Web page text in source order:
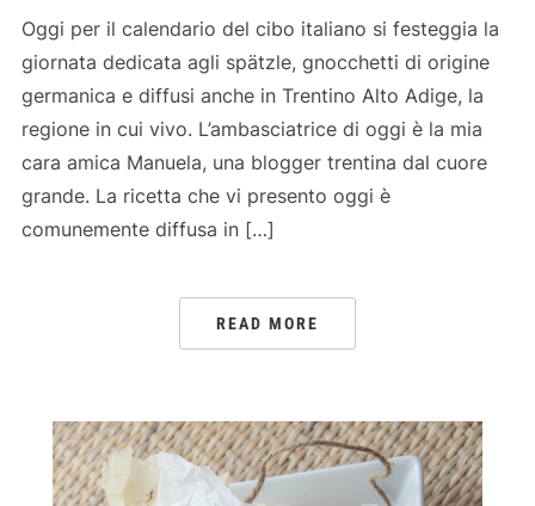
Oggi per il calendario del cibo italiano si festeggia la
giornata dedicata agli spätzle, gnocchetti di origine
germanica e diffusi anche in Trentino Alto Adige, la
regione in cui vivo. L’ambasciatrice di oggi è la mia
cara amica Manuela, una blogger trentina dal cuore
grande. La ricetta che vi presento oggi è
comunemente diffusa in […]
READ MORE